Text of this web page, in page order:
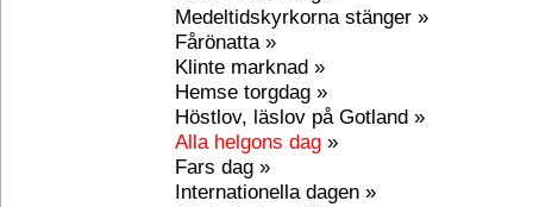
Medeltidskyrkorna stänger »
Fårönatta »
Klinte marknad »
Hemse torgdag »
Höstlov, läslov på Gotland »
Alla helgons dag »
Fars dag »
Internationella dagen »